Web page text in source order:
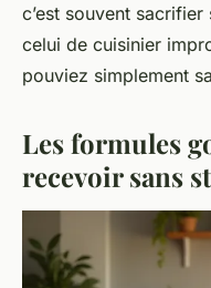
c’est souvent
celui de cuisinier
pouviez simplement
Les formules
recevoir sans